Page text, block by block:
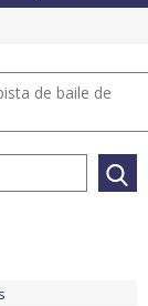
de baile de